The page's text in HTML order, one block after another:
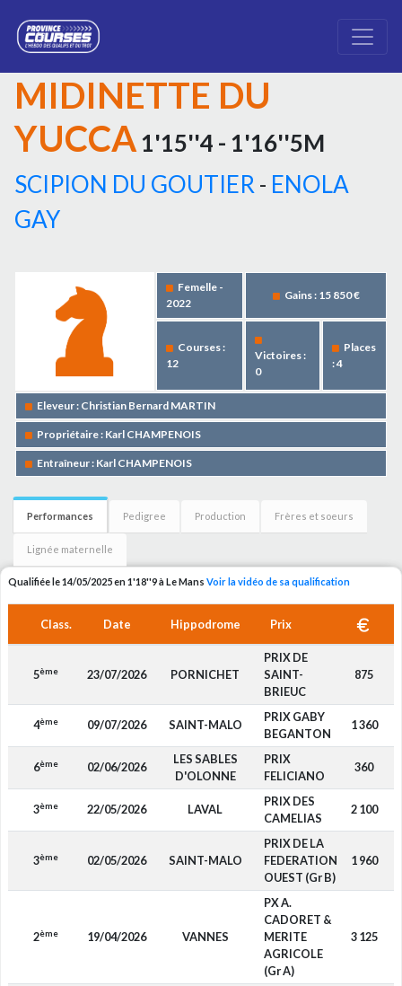
MIDINETTE DU
YUCCA 1'15''4 - 1'16''5M
SCIPION DU GOUTIER - ENOLA
GAY
Femelle -
2022
Gains : 15 850 €
Courses :
12
Victoires :
0
Places
: 4
Eleveur : Christian Bernard MARTIN
Propriétaire : Karl CHAMPENOIS
Entraîneur : Karl CHAMPENOIS
Performances Pedigree Production Frères et soeurs
Lignée maternelle
Qualifiée le 14/05/2025 en 1'18''9 à Le Mans Voir la vidéo de sa qualification
Class. Date Hippodrome Prix
5ème 23/07/2026 PORNICHET
PRIX DE
SAINT-
BRIEUC
875
4ème 09/07/2026 SAINT-MALO
PRIX GABY
BEGANTON
1 360
6ème 02/06/2026
LES SABLES
D'OLONNE
PRIX
FELICIANO
360
3ème 22/05/2026 LAVAL
PRIX DES
CAMELIAS
2 100
3ème 02/05/2026 SAINT-MALO
PRIX DE LA
FEDERATION
OUEST (Gr B)
1 960
2ème 19/04/2026 VANNES
PX A.
CADORET &
MERITE
AGRICOLE
(Gr A)
3 125